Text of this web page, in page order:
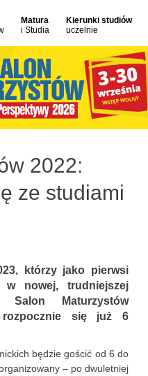
Matura
i Studia
Kierunki studiów
uczelnie
2022:
ze studiami
którzy jako pierwsi
nowej, trudniejszej
Salon Maturzystów
rozpocznie się już 6
będzie gościć od 6 do
– po dwuletniej